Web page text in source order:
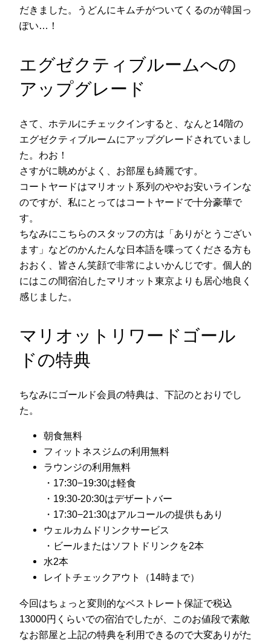
だきました。うどんにキムチがついてくるのが韓国っ
ぽい…！
エグゼクティブルームへの
アップグレード
さて、ホテルにチェックインすると、なんと14階の
エグゼクティブルームにアップグレードされていまし
た。わお！
さすがに眺めがよく、お部屋も綺麗です。
コートヤードはマリオット系列のややお安いラインな
のですが、私にとってはコートヤードで十分豪華で
す。
ちなみにこちらのスタッフの方は「ありがとうござい
ます」などのかんたんな日本語を喋ってくださる方も
おおく、皆さん笑顔で非常によいかんじです。個人的
にはこの間宿泊したマリオット東京よりも居心地良く
感じました。
マリオットリワードゴール
ドの特典
ちなみにゴールド会員の特典は、下記のとおりでし
た。
朝食無料
フィットネスジムの利用無料
ラウンジの利用無料
・17:30−19:30は軽食
・19:30-20:30はデザートバー
・17:30−21:30はアルコールの提供もあり
ウェルカムドリンクサービス
・ビールまたはソフトドリンクを2本
水2本
レイトチェックアウト（14時まで）
今回はちょっと変則的なベストレート保証で税込
13000円くらいでの宿泊でしたが、このお値段で素敵
なお部屋と上記の特典を利用できるので大変ありがた